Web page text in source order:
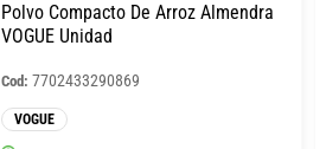
Polvo Compacto De Arroz Almendra
VOGUE Unidad
Cod: 7702433290869
VOGUE